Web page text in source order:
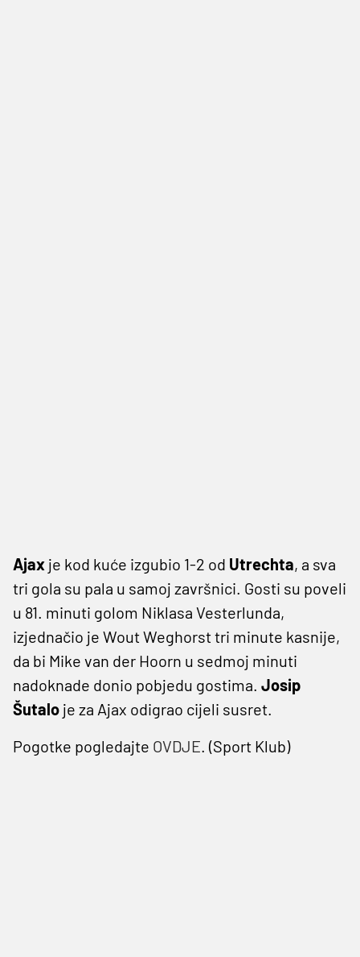
Ajax je kod kuće izgubio 1-2 od Utrechta, a sva
tri gola su pala u samoj završnici. Gosti su poveli
u 81. minuti golom Niklasa Vesterlunda,
izjednačio je Wout Weghorst tri minute kasnije,
da bi Mike van der Hoorn u sedmoj minuti
nadoknade donio pobjedu gostima. Josip
Šutalo je za Ajax odigrao cijeli susret.
Pogotke pogledajte OVDJE. (Sport Klub)